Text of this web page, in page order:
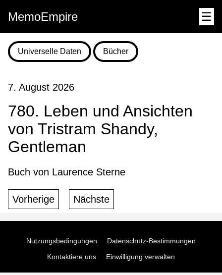
MemoEmpire ☰
Universelle Daten Bücher
7. August 2026
780. Leben und Ansichten
von Tristram Shandy,
Gentleman
Buch von Laurence Sterne
Vorherige Nächste
Nutzungsbedingungen
Datenschutz-Bestimmungen
Kontaktiere uns
Einwilligung verwalten